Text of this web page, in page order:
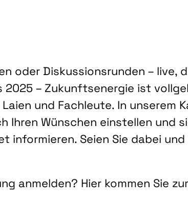
oder Diskussionsrunden – live,
– Zukunftsenergie ist
und Fachleute. In unserem
Ihren Wünschen einstellen und
informieren. Seien Sie dabei
anmelden? Hier kommen Sie